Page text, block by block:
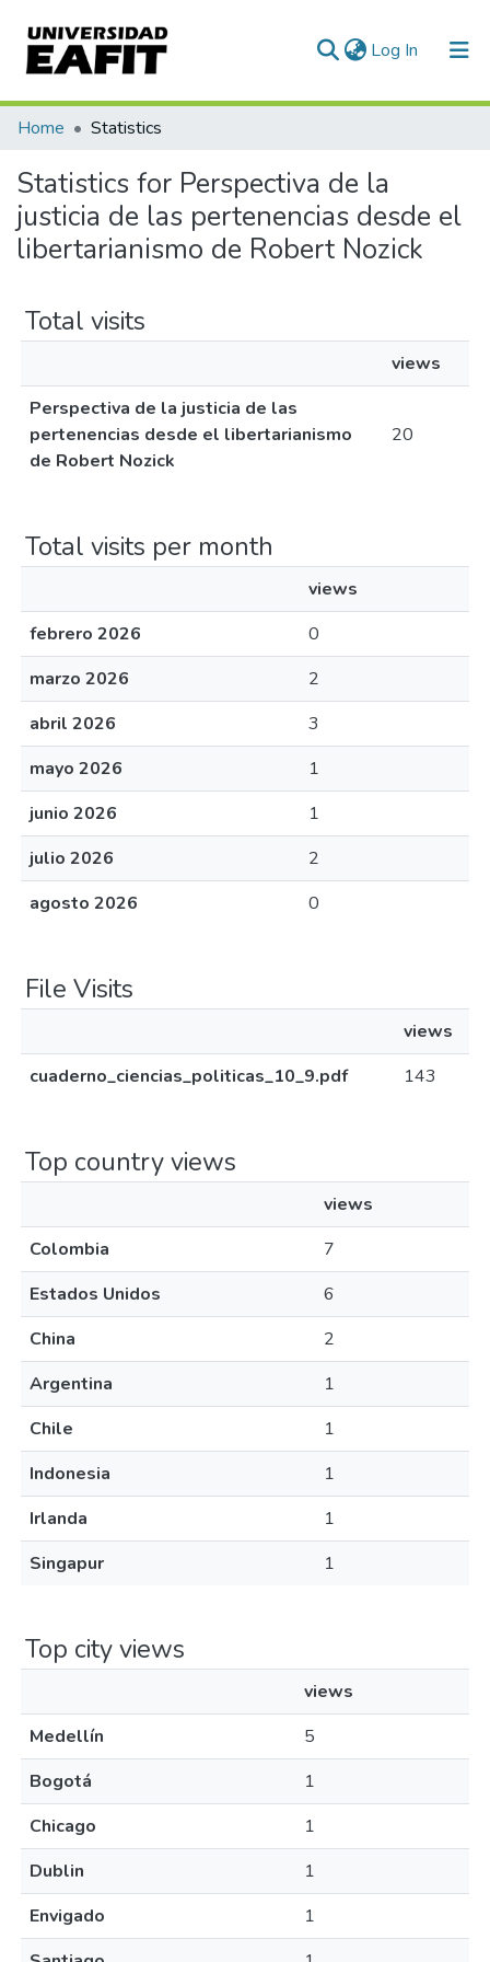
Log In (current)
Communities & Collections
All of DSpace
Home Statistics
Statistics for Perspectiva de la
justicia de las pertenencias desde el
libertarianismo de Robert Nozick
Total visits
views
Perspectiva de la justicia de las
pertenencias desde el libertarianismo
de Robert Nozick
20
Total visits per month
views
febrero 2026
0
marzo 2026
2
abril 2026
3
mayo 2026
1
junio 2026
1
julio 2026
2
agosto 2026
0
File Visits
views
cuaderno_ciencias_politicas_10_9.pdf
143
Top country views
views
Colombia
7
Estados Unidos
6
China
2
Argentina
1
Chile
1
Indonesia
1
Irlanda
1
Singapur
1
Top city views
views
Medellín
5
Bogotá
1
Chicago
1
Dublin
1
Envigado
1